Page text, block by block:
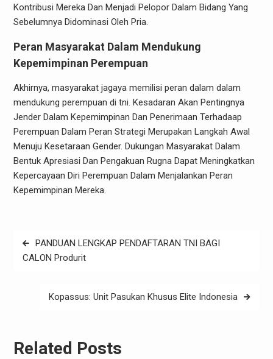
Kontribusi Mereka Dan Menjadi Pelopor Dalam Bidang Yang
Sebelumnya Didominasi Oleh Pria.
Peran Masyarakat Dalam Mendukung
Kepemimpinan Perempuan
Akhirnya, masyarakat jagaya memilisi peran dalam dalam
mendukung perempuan di tni. Kesadaran Akan Pentingnya
Jender Dalam Kepemimpinan Dan Penerimaan Terhadaap
Perempuan Dalam Peran Strategi Merupakan Langkah Awal
Menuju Kesetaraan Gender. Dukungan Masyarakat Dalam
Bentuk Apresiasi Dan Pengakuan Rugna Dapat Meningkatkan
Kepercayaan Diri Perempuan Dalam Menjalankan Peran
Kepemimpinan Mereka.
Post
navigation
PANDUAN LENGKAP PENDAFTARAN TNI BAGI
CALON Produrit
Kopassus: Unit Pasukan Khusus Elite Indonesia
Related Posts